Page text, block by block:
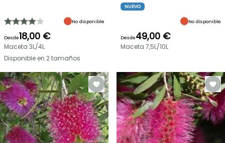
No disponible
Desde18,00 €
Maceta 3L/4L
Disponible en 2 tamaños
NUEVO
No disponible
Desde49,00 €
Maceta 7,5L/10L